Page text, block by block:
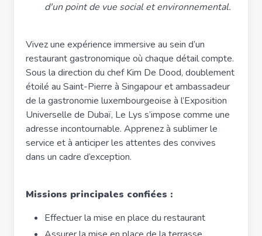
d'un point de vue social et environnemental.
Vivez une expérience immersive au sein d’un
restaurant gastronomique où chaque détail compte.
Sous la direction du chef Kim De Dood, doublement
étoilé au Saint-Pierre à Singapour et ambassadeur
de la gastronomie luxembourgeoise à l’Exposition
Universelle de Dubaï, Le Lys s’impose comme une
adresse incontournable. Apprenez à sublimer le
service et à anticiper les attentes des convives
dans un cadre d’exception.
Missions principales confiées :
Effectuer la mise en place du restaurant